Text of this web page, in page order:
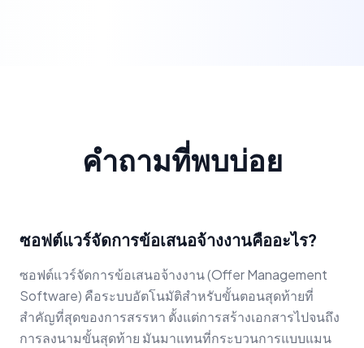
คำถามที่พบบ่อย
ซอฟต์แวร์จัดการข้อเสนอจ้างงานคืออะไร?
ซอฟต์แวร์จัดการข้อเสนอจ้างงาน (Offer Management
Software) คือระบบอัตโนมัติสำหรับขั้นตอนสุดท้ายที่
สำคัญที่สุดของการสรรหา ตั้งแต่การสร้างเอกสารไปจนถึง
การลงนามขั้นสุดท้าย มันมาแทนที่กระบวนการแบบแมน